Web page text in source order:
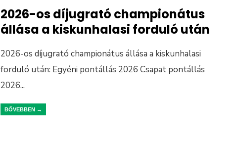
2026-os díjugrató championátus
állása a kiskunhalasi forduló után
2026-os díjugrató championátus állása a kiskunhalasi
forduló után: Egyéni pontállás 2026 Csapat pontállás
2026...
BŐVEBBEN →